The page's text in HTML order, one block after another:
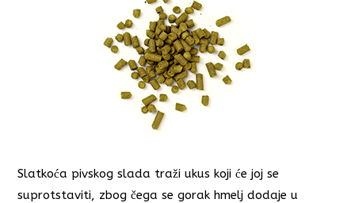
Slatkoća pivskog slada traži ukus koji će joj se
suprotstaviti, zbog čega se gorak hmelj dodaje u